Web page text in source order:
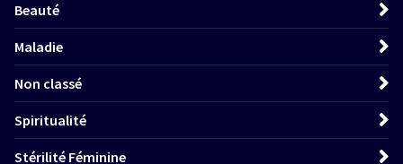
Beauté
Maladie
Non classé
Spiritualité
Stérilité Féminine